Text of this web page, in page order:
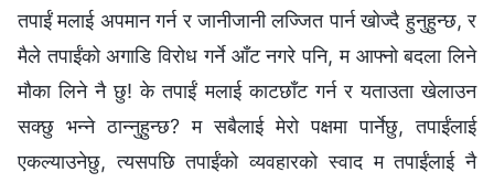
तपाईं मलाई अपमान गर्न र जानीजानी लज्‍जित पार्न खोज्दै हुनुहुन्छ, र
मैले तपाईंको अगाडि विरोध गर्ने आँट नगरे पनि, म आफ्‍नो बदला लिने
मौका लिने नै छु! के तपाईं मलाई काटछाँट गर्न र यताउता खेलाउन
सक्छु भन्‍ने ठान्‍नुहुन्छ? म सबैलाई मेरो पक्षमा पार्नेछु, तपाईंलाई
एकल्याउनेछु, त्यसपछि तपाईंको व्यवहारको स्वाद म तपाईंलाई नै